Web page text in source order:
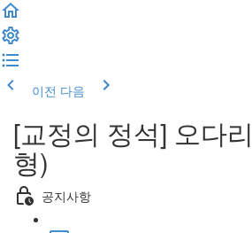
이전 다음
[교정의 정석] 오다
형)
공지사항